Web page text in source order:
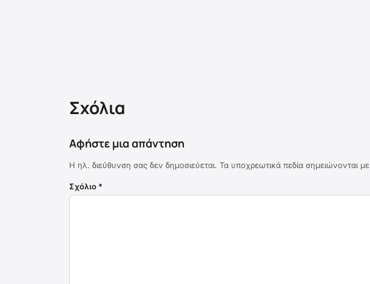
Σχόλια
Αφήστε μια απάντηση
Η ηλ. διεύθυνση σας δεν δημοσιεύεται. Τα υποχρεωτικά πεδία σημειώνονται με
Σχόλιο *